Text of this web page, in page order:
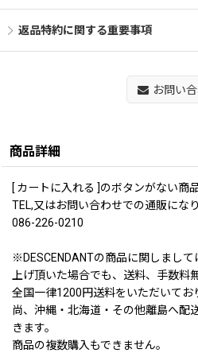
返品特約に関する重要事項
お問い
商品詳細
[ カートに入れる ]のボタンがない商
TEL,又はお問い合わせでの通販になり
086-226-0210
※DESCENDANTの商品に関しまし
上げ頂いた場合でも、送料、手数料
全国一律1200円送料をいただいてお
尚、沖縄・北海道・その他離島へ配
きます。
商品の複数購入もできません。